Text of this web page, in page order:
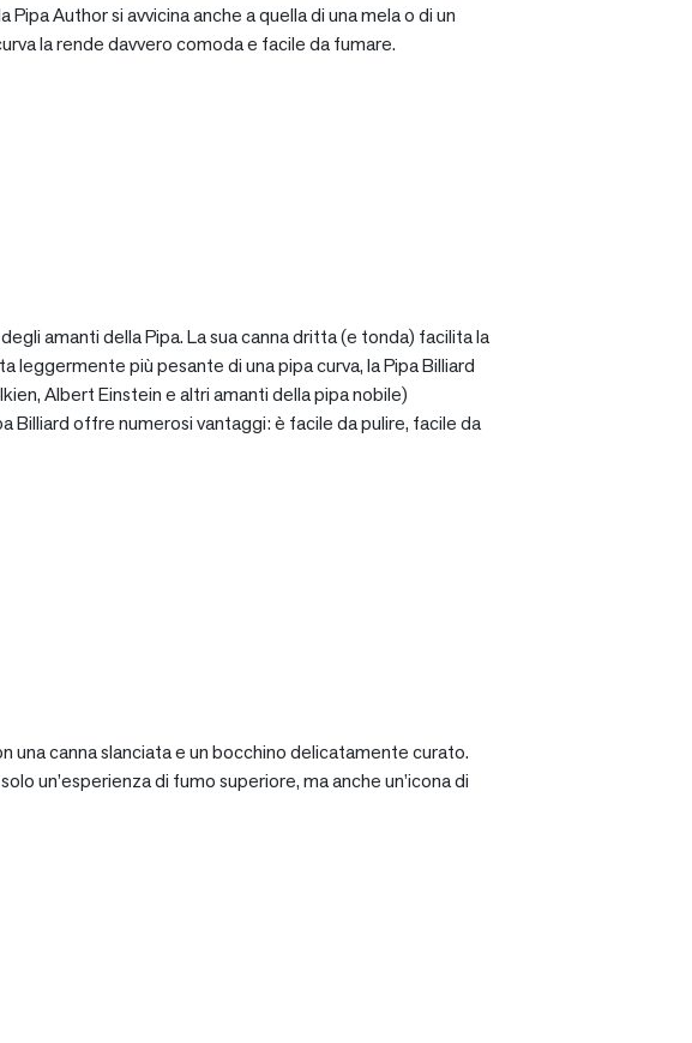
Author si avvicina anche a quella di una mela o di un
la rende davvero comoda e facile da fumare.
amanti della Pipa. La sua canna dritta (e tonda) facilita la
più pesante di una pipa curva, la Pipa Billiard
Albert Einstein e altri amanti della pipa nobile)
Billiard offre numerosi vantaggi: è facile da pulire, facile da
una canna slanciata e un bocchino delicatamente curato.
un’esperienza di fumo superiore, ma anche un’icona di